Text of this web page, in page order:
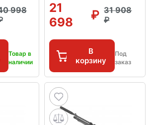
998
Товар в
наличии
21
698
31 908
В
корзину
Под
заказ